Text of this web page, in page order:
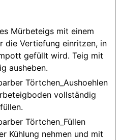
Mürbeteigs mit einem
die Vertiefung einritzen, in
gefüllt wird. Teig mit
ausheben.
vollständig
Kühlung nehmen und mit